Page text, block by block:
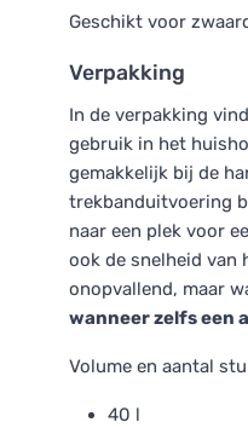
Geschikt voor
Verpakking
In de verpakking
gebruik in het
gemakkelijk bij de
trekbanduitvoering
naar een plek voor
ook de snelheid van
onopvallend, maar
wanneer zelfs een
Volume en aantal
40 l